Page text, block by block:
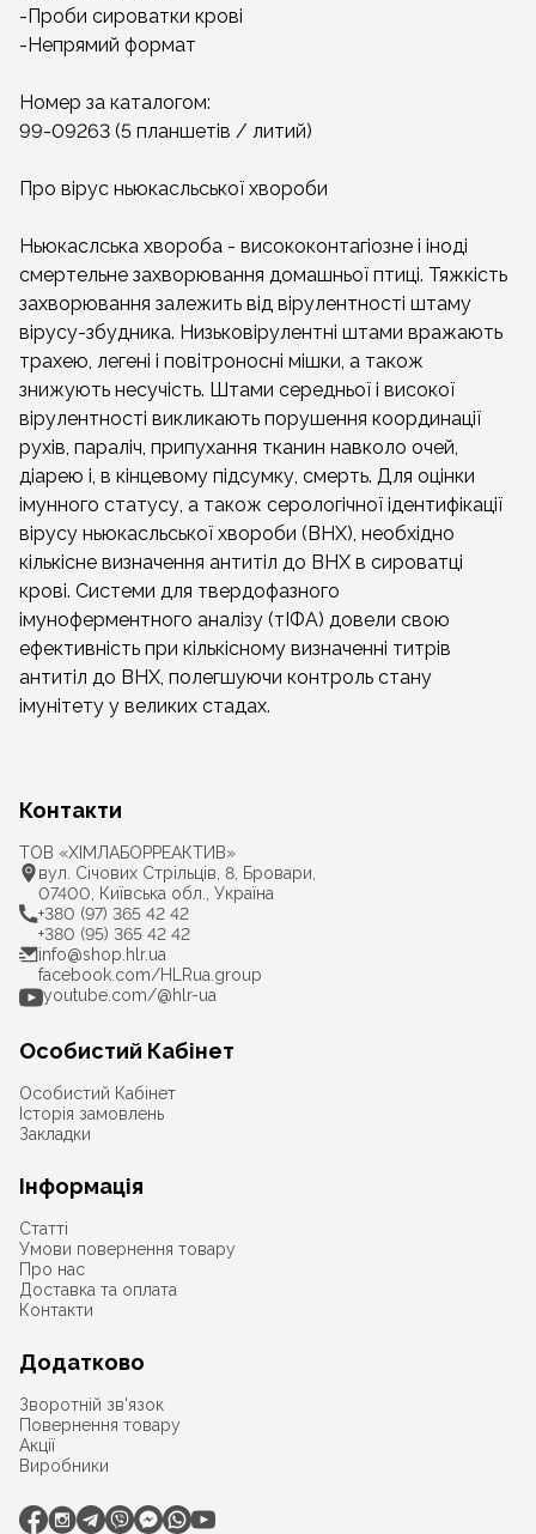
-Проби сироватки крові
-Непрямий формат
Номер за каталогом:
99-09263 (5 планшетів / литий)
Про вірус ньюкасльської хвороби
Ньюкаслська хвороба - висококонтагіозне і іноді
смертельне захворювання домашньої птиці. Тяжкість
захворювання залежить від вірулентності штаму
вірусу-збудника. Низьковірулентні штами вражають
трахею, легені і повітроносні мішки, а також
знижують несучість. Штами середньої і високої
вірулентності викликають порушення координації
рухів, параліч, припухання тканин навколо очей,
діарею і, в кінцевому підсумку, смерть. Для оцінки
імунного статусу, а також серологічної ідентифікації
вірусу ньюкасльської хвороби (ВНХ), необхідно
кількісне визначення антитіл до ВНХ в сироватці
крові. Системи для твердофазного
імуноферментного аналізу (тІФА) довели свою
ефективність при кількісному визначенні титрів
антитіл до ВНХ, полегшуючи контроль стану
імунітету у великих стадах.
Контакти
ТОВ «ХІМЛАБОРРЕАКТИВ»
вул. Січових Стрільців, 8, Бровари,
07400, Київська обл., Україна
+380 (97) 365 42 42
+380 (95) 365 42 42
info@shop.hlr.ua
facebook.com/HLRua.group
youtube.com/@hlr-ua
Особистий Кабінет
Особистий Кабінет
Історія замовлень
Закладки
Інформація
Статті
Умови повернення товару
Про нас
Доставка та оплата
Контакти
Додатково
Зворотній зв'язок
Повернення товару
Акції
Виробники